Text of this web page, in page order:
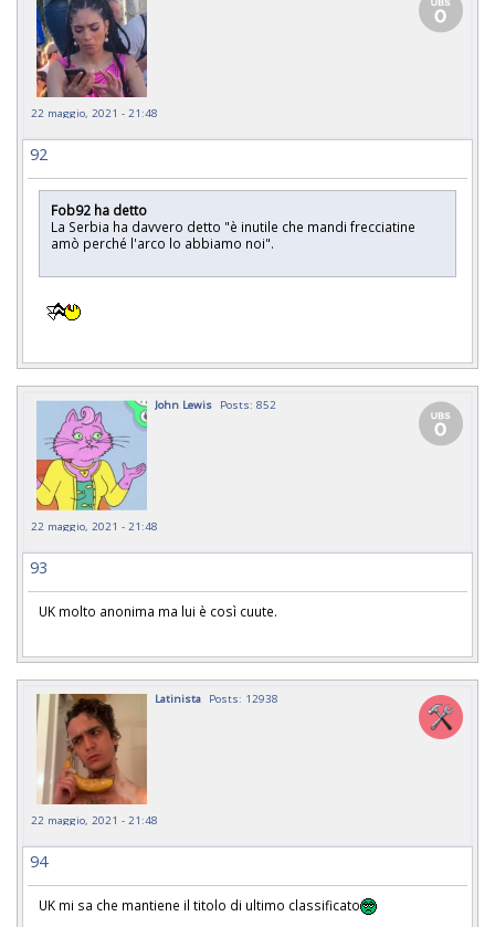
22 maggio, 2021 - 21:48
92
Fob92 ha detto
La Serbia ha davvero detto "è inutile che mandi frecciatine
amò perché l'arco lo abbiamo noi".
John Lewis Posts: 852
22 maggio, 2021 - 21:48
93
UK molto anonima ma lui è così cuute.
Latinista Posts: 12938
22 maggio, 2021 - 21:48
94
UK mi sa che mantiene il titolo di ultimo classificato